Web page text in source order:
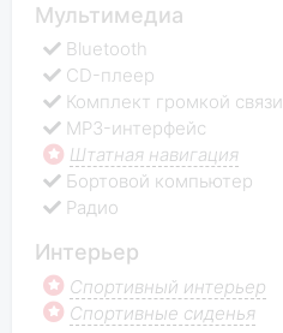
Мультимедиа
Bluetooth
CD-плеер
Комплект громкой связи
MP3-интерфейс
Штатная навигация
Бортовой компьютер
Радио
Интерьер
Спортивный интерьер
Спортивные сиденья